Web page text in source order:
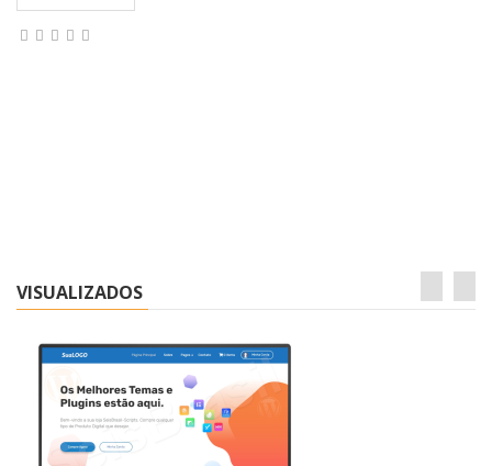
VISUALIZADOS